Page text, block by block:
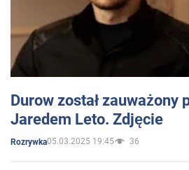
Durow został
Jaredem Leto. Zdjęcie
Rozrywka05.03.2025 19:45 36